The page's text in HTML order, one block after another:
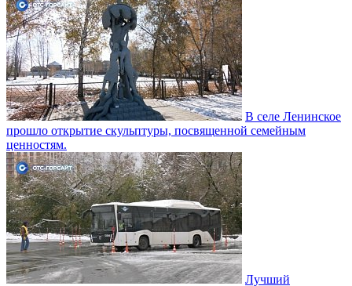
В селе Ленинское
прошло открытие скульптуры, посвященной семейным
ценностям.
Лучший